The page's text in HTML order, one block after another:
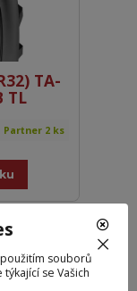
TA-
TL
Partner 2 ks
souborů
se Vašich